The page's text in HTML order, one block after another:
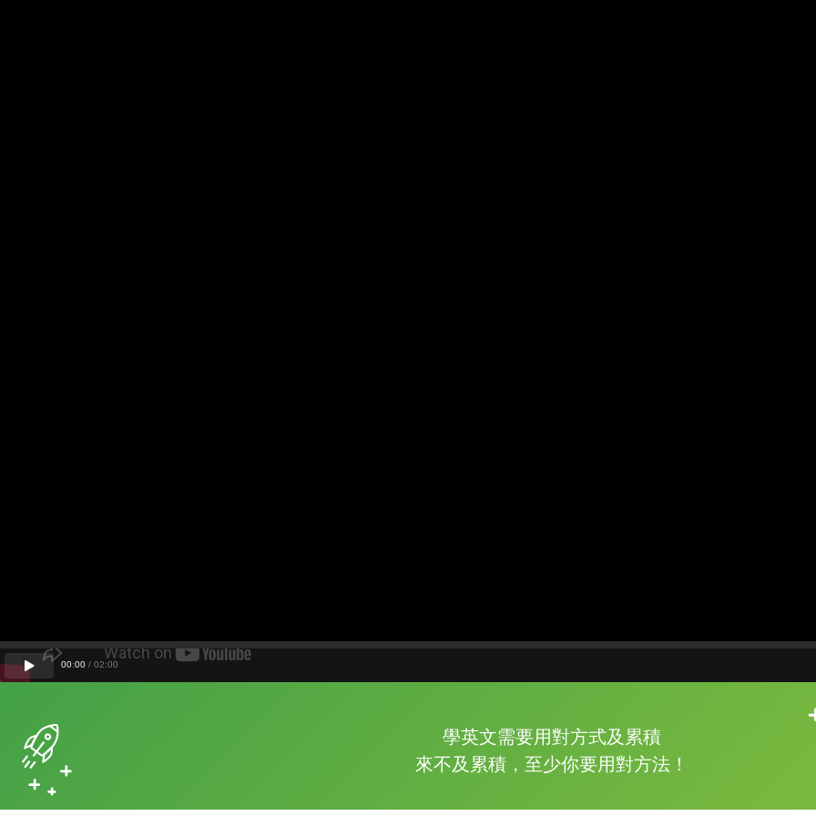
學英文需要用對方式及累積
來不及累積，至少你要用對方法！
的品牌故事
00:00 / 02:00